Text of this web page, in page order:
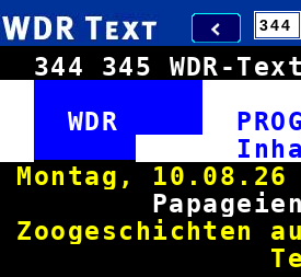
344 345 WDR-
WDR
Montag,
Zoogeschichten